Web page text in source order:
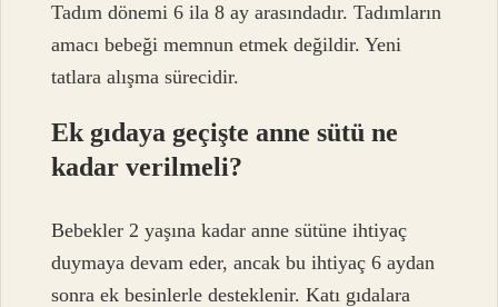
Tadım dönemi 6 ila 8 ay arasındadır. Tadımların
amacı bebeği memnun etmek değildir. Yeni
tatlara alışma sürecidir.
Ek gıdaya geçişte anne sütü ne
kadar verilmeli?
Bebekler 2 yaşına kadar anne sütüne ihtiyaç
duymaya devam eder, ancak bu ihtiyaç 6 aydan
sonra ek besinlerle desteklenir. Katı gıdalara